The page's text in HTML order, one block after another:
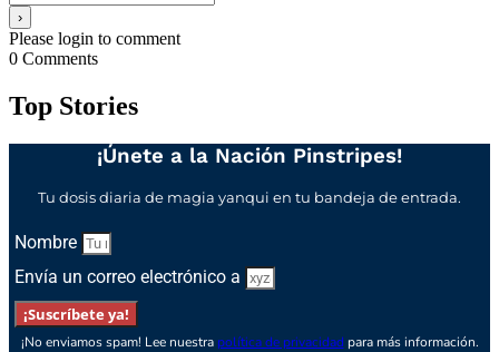
Please login to comment
0 Comments
Top Stories
¡Únete a la Nación Pinstripes!
Tu dosis diaria de magia yanqui en tu bandeja de entrada.
Nombre
Envía un correo electrónico a
¡Suscríbete ya!
¡No enviamos spam! Lee nuestra política de privacidad para más información.